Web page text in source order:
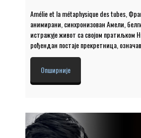
Amélie et la métaphysique des tubes,
анимирани, синхронизован Амели,
истражује живот са својом
рођендан постаје прекретница,
мењају њен живот и обликују њено
Хан Јин Куанг, Милис Валад Место и
понедељак и уторак 1. и 2. јун 2026.
је 400 динара.
Опширније